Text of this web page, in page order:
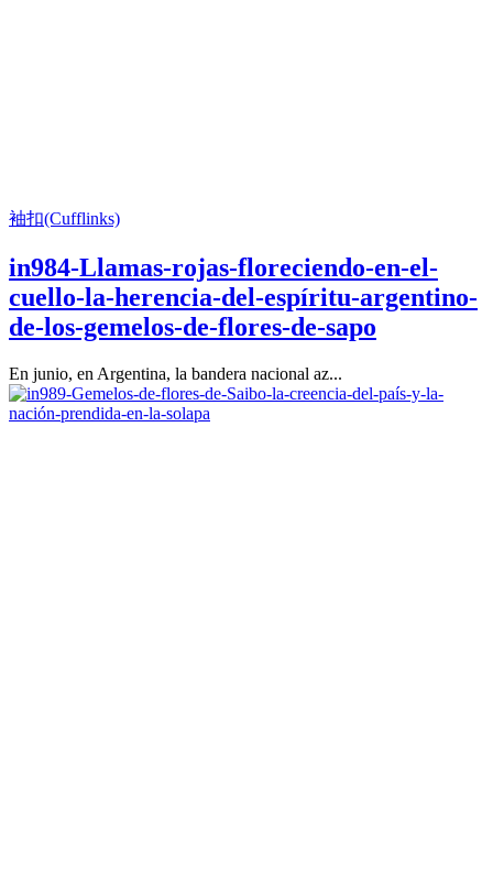
袖扣(Cufflinks)
in984-Llamas-rojas-floreciendo-en-el-
cuello-la-herencia-del-espíritu-argentino-
de-los-gemelos-de-flores-de-sapo
En junio, en Argentina, la bandera nacional az...